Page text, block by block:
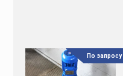
По запросу